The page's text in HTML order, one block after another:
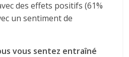
des effets positifs (61%
un sentiment de
vous sentez entraîné